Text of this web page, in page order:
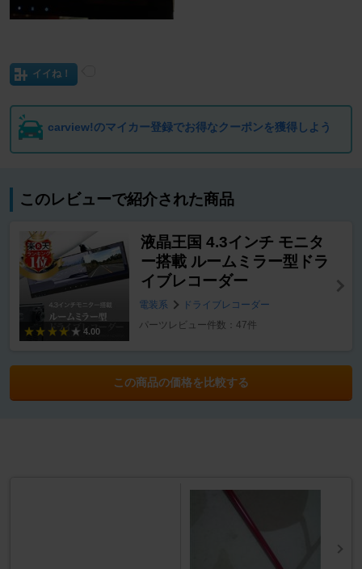
イイね！
carview!のマイカー登録でお得なクーポンを獲得しよう
このレビューで紹介された商品
4.00
液晶王国 4.3インチ モニタ
ー搭載 ルームミラー型ドラ
イブレコーダー
電装系
ドライブレコーダー
パーツレビュー件数：47件
この商品の価格を比較する